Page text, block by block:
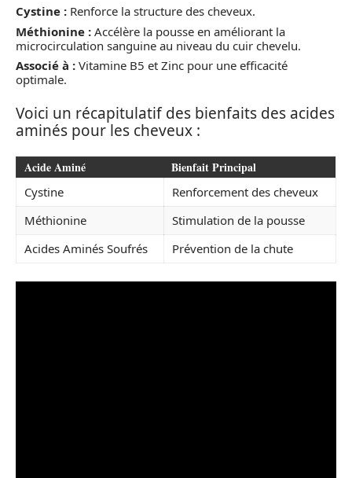
Cystine : Renforce la structure des cheveux.
Méthionine : Accélère la pousse en améliorant la
microcirculation sanguine au niveau du cuir chevelu.
Associé à : Vitamine B5 et Zinc pour une efficacité
optimale.
Voici un récapitulatif des bienfaits des acides
aminés pour les cheveux :
Acide Aminé Bienfait Principal
Cystine
Renforcement des cheveux
Méthionine
Stimulation de la pousse
Acides Aminés Soufrés
Prévention de la chute